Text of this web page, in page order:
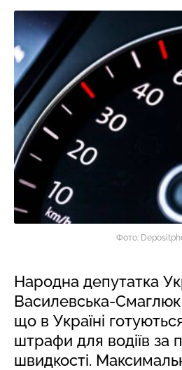
Фото:
Народна депутатка
Василевська-
що в Україні
штрафи для водіїв за
швидкості.